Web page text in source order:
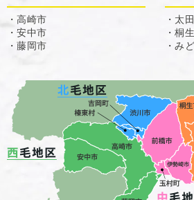
・高崎市
・安中市
・藤岡市
・太
・桐
・み